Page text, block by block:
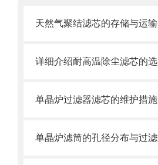
天然气聚结滤芯的存储与运
详细介绍耐高温除尘滤芯的
单晶炉过滤器滤芯的维护措施
单晶炉滤筒的孔径分布与过